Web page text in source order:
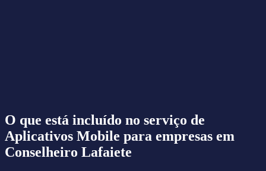
O que está incluído no serviço de
Aplicativos Mobile para empresas em
Conselheiro Lafaiete